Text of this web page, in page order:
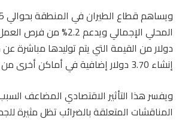
المحلي الإجمالي ويدعم
دولار من القيمة التي يتم توليدها مباشرة
إنشاء 3.70 دولار إضافية في أماكن أخرى من الاقتصاد.
ويفسر هذا التأثير الاقتصادي المضاعف
المناقشات المتعلقة بالضرائب تظل مثيرة